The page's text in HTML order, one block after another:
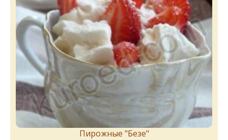
Пирожныe "Бeзe"